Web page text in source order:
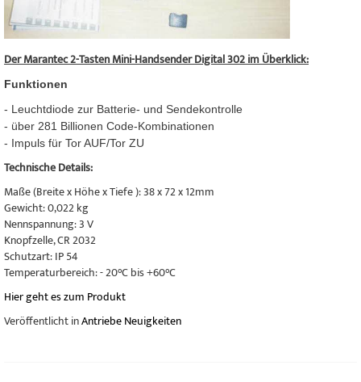
Der Marantec 2-Tasten Mini-Handsender Digital 302 im Überklick:
Funktionen
- Leuchtdiode zur Batterie- und Sendekontrolle
- über 281 Billionen Code-Kombinationen
- Impuls für Tor AUF/Tor ZU
Technische Details:
Maße (Breite x Höhe x Tiefe ): 38 x 72 x 12mm
Gewicht: 0,022 kg
Nennspannung: 3 V
Knopfzelle, CR 2032
Schutzart: IP 54
Temperaturbereich: - 20°C bis +60°C
Hier geht es zum Produkt
Veröffentlicht inAntriebe Neuigkeiten